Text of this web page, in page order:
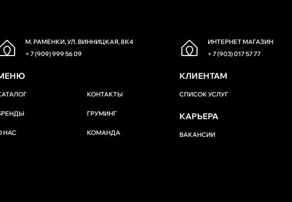
М. РАМЕНКИ, УЛ. ВИННИЦКАЯ, 8К4
+ 7 (909) 999 56 09
ИНТЕРНЕТ МАГАЗИН
+ 7 (903) 017 57 77
КОНТАКТЫ
ГРУМИНГ
НАС КОМАНДА
КЛИЕНТАМ
СПИСОК УСЛУГ
КАРЬЕРА
ВАКАНСИИ